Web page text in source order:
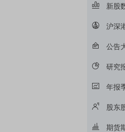
新股
沪深
公告
研究
年报
股东
期货